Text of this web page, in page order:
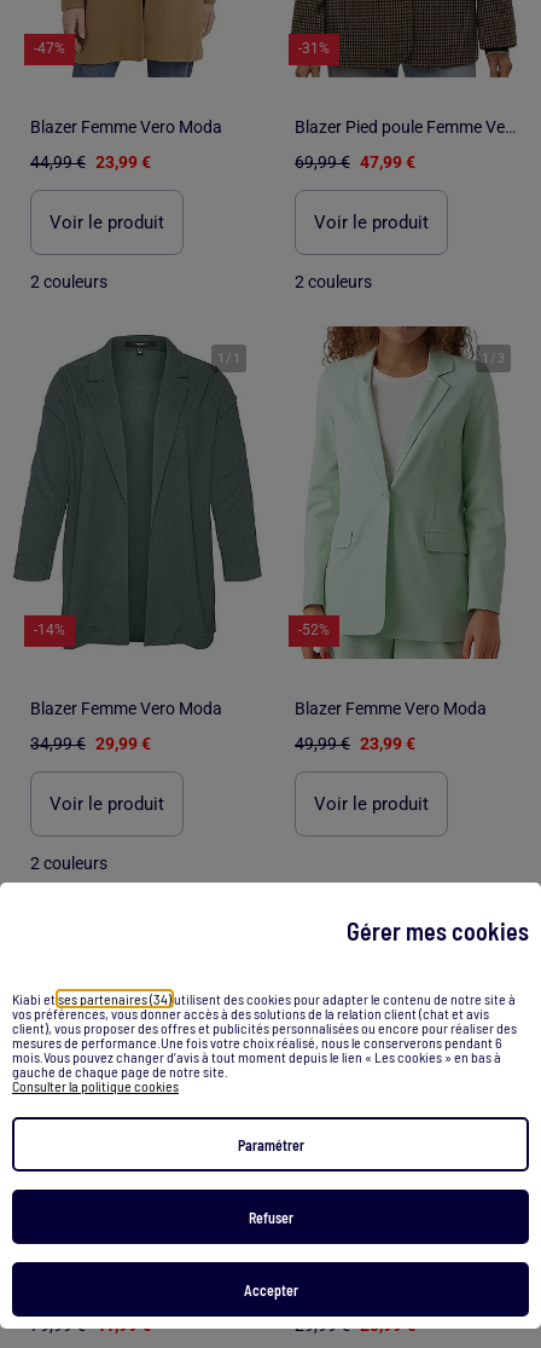
Gérer mes cookies
Kiabi et ses partenaires (34)utilisent des cookies pour adapter le contenu de notre site à
vos préférences, vous donner accès à des solutions de la relation client (chat et avis
client), vous proposer des offres et publicités personnalisées ou encore pour réaliser des
mesures de performance.Une fois votre choix réalisé, nous le conserverons pendant 6
mois.Vous pouvez changer d’avis à tout moment depuis le lien « Les cookies » en bas à
gauche de chaque page de notre site.
Consulter la politique cookies
Paramétrer
Refuser
Accepter
-47%
Blazer Femme Vero Moda
44,99 € 23,99 €
Voir le produit
2 couleurs
-31%
Blazer Pied poule Femme Vero Moda
69,99 € 47,99 €
Voir le produit
2 couleurs
1 / 1
-14%
Blazer Femme Vero Moda
34,99 € 29,99 €
Voir le produit
2 couleurs
1 / 3
-52%
Blazer Femme Vero Moda
49,99 € 23,99 €
Voir le produit
Veste Sans Manches Femme Vero Moda
79,99 € 41,99 €
1 /4
Gilet sans manche KORENA
29,99 € 20,99 €